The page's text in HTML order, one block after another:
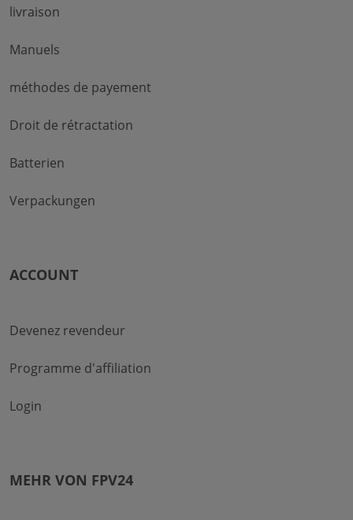
livraison
Manuels
méthodes de payement
Droit de rétractation
Batterien
Verpackungen
ACCOUNT
Devenez revendeur
Programme d'affiliation
Login
MEHR VON FPV24